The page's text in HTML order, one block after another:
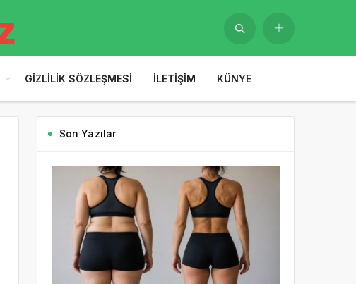
GIZLILIK SÖZLEŞMESI İLETIŞIM KÜNYE
Son Yazılar